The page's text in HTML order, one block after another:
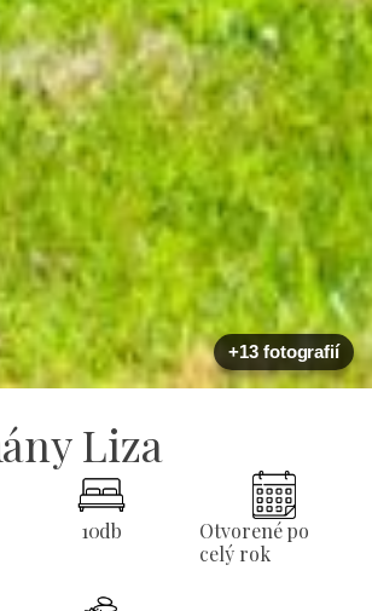
+13 fotografií
Liza
10db
Otvorené po
celý rok